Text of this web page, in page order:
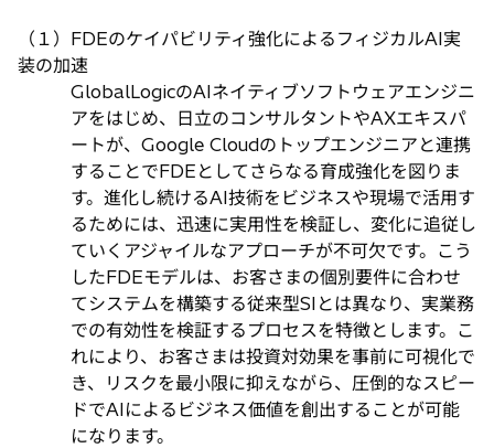
（１）FDEのケイパビリティ強化によるフィジカルAI実
装の加速
GlobalLogicのAIネイティブソフトウェアエンジニ
アをはじめ、日立のコンサルタントやAXエキスパ
ートが、Google Cloudのトップエンジニアと連携
することでFDEとしてさらなる育成強化を図りま
す。進化し続けるAI技術をビジネスや現場で活用す
るためには、迅速に実用性を検証し、変化に追従し
ていくアジャイルなアプローチが不可欠です。こう
したFDEモデルは、お客さまの個別要件に合わせ
てシステムを構築する従来型SIとは異なり、実業務
での有効性を検証するプロセスを特徴とします。こ
れにより、お客さまは投資対効果を事前に可視化で
き、リスクを最小限に抑えながら、圧倒的なスピー
ドでAIによるビジネス価値を創出することが可能
になります。